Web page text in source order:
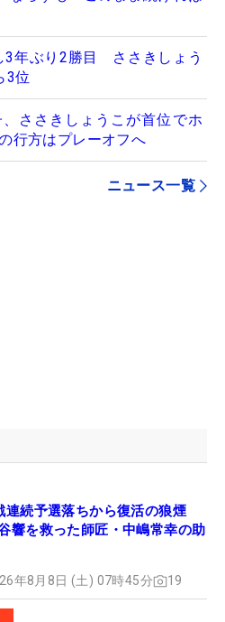
3年ぶり2勝目 ささきしょう
3位
ささきしょうこが首位でホ
行方はプレーオフへ
ニュース一覧
連続予選落ちから復活の狼煙
響を救った師匠・中嶋常幸の助
年8月8日 (土) 07時45分 19